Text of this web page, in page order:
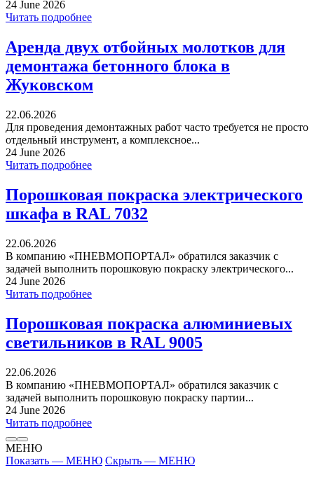
24 June 2026
Читать подробнее
Аренда двух отбойных молотков для
демонтажа бетонного блока в
Жуковском
22.06.2026
Для проведения демонтажных работ часто требуется не просто
отдельный инструмент, а комплексное...
24 June 2026
Читать подробнее
Порошковая покраска электрического
шкафа в RAL 7032
22.06.2026
В компанию «ПНЕВМОПОРТАЛ» обратился заказчик с
задачей выполнить порошковую покраску электрического...
24 June 2026
Читать подробнее
Порошковая покраска алюминиевых
светильников в RAL 9005
22.06.2026
В компанию «ПНЕВМОПОРТАЛ» обратился заказчик с
задачей выполнить порошковую покраску партии...
24 June 2026
Читать подробнее
МЕНЮ
Показать — МЕНЮ Скрыть — МЕНЮ